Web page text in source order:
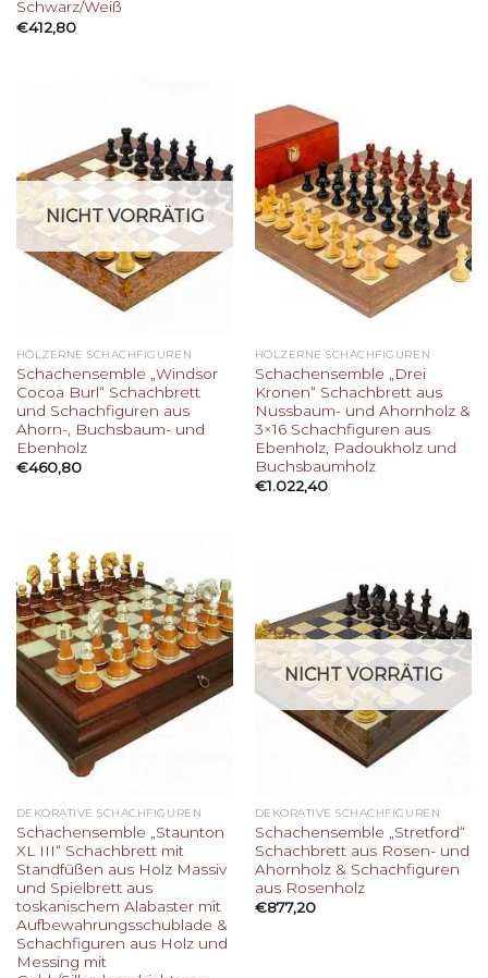
Schwarz/Weiß
€412,80
NICHT VORRÄTIG
HÖLZERNE SCHACHFIGUREN
Schachensemble „Windsor
Cocoa Burl“ Schachbrett
und Schachfiguren aus
Ahorn-, Buchsbaum- und
Ebenholz
€460,80
HÖLZERNE SCHACHFIGUREN
Schachensemble „Drei
Kronen“ Schachbrett aus
Nussbaum- und Ahornholz &
3×16 Schachfiguren aus
Ebenholz, Padoukholz und
Buchsbaumholz
€1.022,40
DEKORATIVE SCHACHFIGUREN
Schachensemble „Staunton
XL III“ Schachbrett mit
Standfüßen aus Holz Massiv
und Spielbrett aus
toskanischem Alabaster mit
Aufbewahrungsschublade &
Schachfiguren aus Holz und
Messing mit
NICHT VORRÄTIG
DEKORATIVE SCHACHFIGUREN
Schachensemble „Stretford“
Schachbrett aus Rosen- und
Ahornholz & Schachfiguren
aus Rosenholz
€877,20